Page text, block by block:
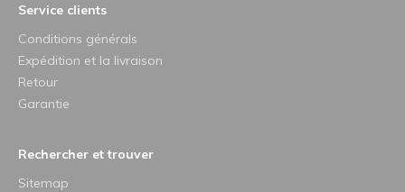
Service clients
Conditions générals
Expédition et la livraison
Retour
Garantie
Rechercher et trouver
Sitemap